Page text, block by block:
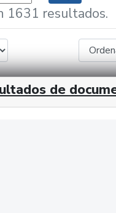
1631 resultados.
de